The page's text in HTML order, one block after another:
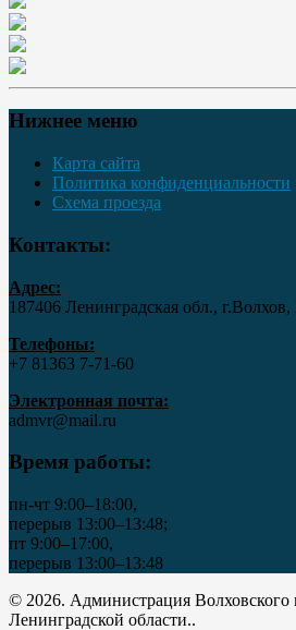
Нижнее меню
Карта сайта
Политика конфиденциальности
Схема проезда
Контакты:
Адрес:
187406 Ленинградская обл.,
Телефоны:
+7 81363 7‑71-60
Электронная почта:
admvr@mail.ru
Время работы:
пн-чт 9:00–18:00,
перерыв 13:00–13:48;
пт 9:00–17:00,
перерыв 13:00–13:48
© 2026. Администрация Волховского
Ленинградской области..